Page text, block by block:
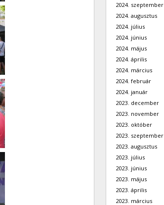
2024. szeptember
2024. augusztus
2024. július
2024. június
2024. május
2024. április
2024. március
2024. február
2024. január
2023. december
2023. november
2023. október
2023. szeptember
2023. augusztus
2023. július
2023. június
2023. május
2023. április
2023. március